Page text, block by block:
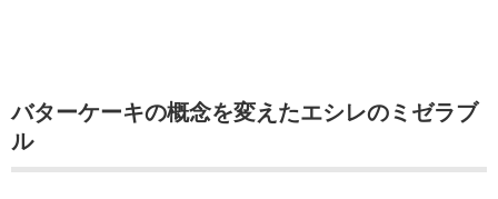
バターケーキの概念を変えたエシレのミゼラブ
ル